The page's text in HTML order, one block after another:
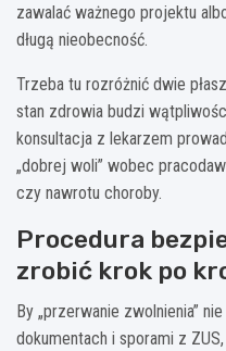
zawalać ważnego projektu
długą nieobecność.
Trzeba tu rozróżnić dwie
stan zdrowia budzi
konsultacja z lekarzem
„dobrej woli” wobec
czy nawrotu choroby.
Procedura
zrobić krok po
By „przerwanie zwolnienia”
dokumentach i sporami z